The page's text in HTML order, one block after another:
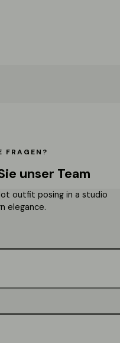
FRAGEN?
unser Team